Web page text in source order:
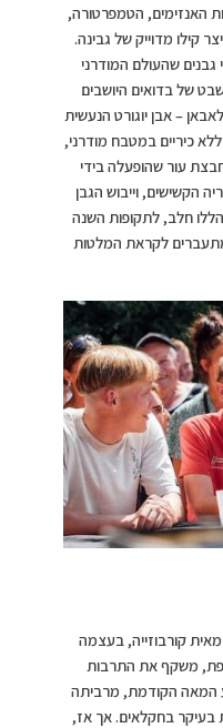
האנזימים, הטמפרטורה,
קילו מדוייק של גבינה.
שהעולם המודרני
של בדואים היושבים
– אבן יוגורט הנעשית
כיריים במטבח מודרני,
עור שהופעלה בידי
הקשישים, וייבוש הגבן
חלב, לתקופות השנה
לקראת המלטות
קורבוזייה, בעצמה
משקף את התרבות
המאה הקודמת, מרביתה
בעיקר בחקלאים. אך אז,